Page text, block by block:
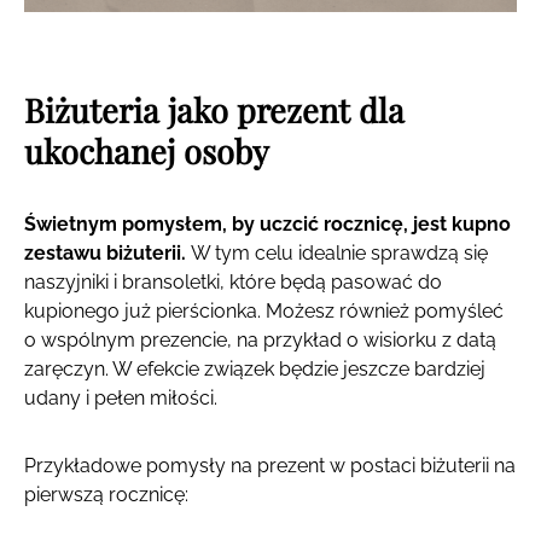
Biżuteria jako prezent dla
ukochanej osoby
Świetnym pomysłem, by uczcić rocznicę, jest kupno
zestawu biżuterii. W tym celu idealnie sprawdzą się
naszyjniki i bransoletki, które będą pasować do
kupionego już pierścionka. Możesz również pomyśleć
o wspólnym prezencie, na przykład o wisiorku z datą
zaręczyn. W efekcie związek będzie jeszcze bardziej
udany i pełen miłości.
Przykładowe pomysły na prezent w postaci biżuterii na
pierwszą rocznicę: